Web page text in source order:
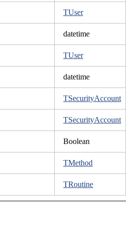
TUser
datetime
TUser
datetime
TSecurityAccount
TSecurityAccount
Boolean
TMethod
TRoutine